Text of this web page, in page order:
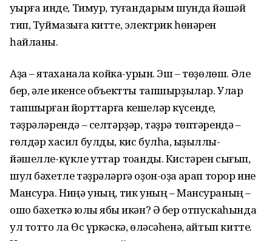
уҡырға инде, Тимур, туғандарым шунда йәшәй
тип, Туймазыға китте, электрик һөнәрен
һайланы.
Аҙаҡ – ятаҡханала койка-урын. Эш – төҙөлөш. Әле
бер, әле икенсе объектты тапшырҙылар. Улар
тапшырған йорттарға кешеләр күсенде,
тәҙрәләрендә – селтәрҙәр, тәҙрә төптәрендә –
гөлдәр хасил булды, кис булһа, ҡыҙыллы-
йәшелле-күкле уттар тоҡанды. Кистәрен сығып,
шул бәхетле тәҙрәләргә оҙон-оҙаҡ ҡарап торор ине
Мансура. Ниңә уның, тик уның – Мансураның –
ошо бәхеткә юлы ябыҡ икән? Ә бер отпускаһында
ул тотто ла Өс үркәскә, өләсәһенә, ҡайтып китте.